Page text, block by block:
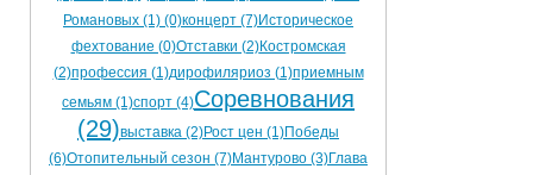
Романовых (1) (0)концерт (7)Историческое
фехтование (0)Отставки (2)Костромская
(2)профессия (1)дирофиляриоз (1)приемным
семьям (1)спорт (4)Соревнования
(29)выставка (2)Рост цен (1)Победы
(6)Отопительный сезон (7)Мантурово (3)Глава